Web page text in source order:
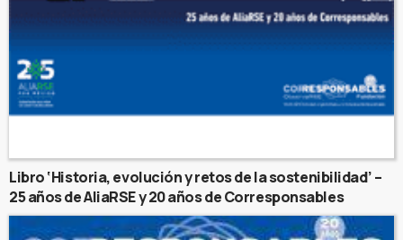
Libro ‘Historia, evolución y retos de la sostenibilidad’ –
25 años de AliaRSE y 20 años de Corresponsables